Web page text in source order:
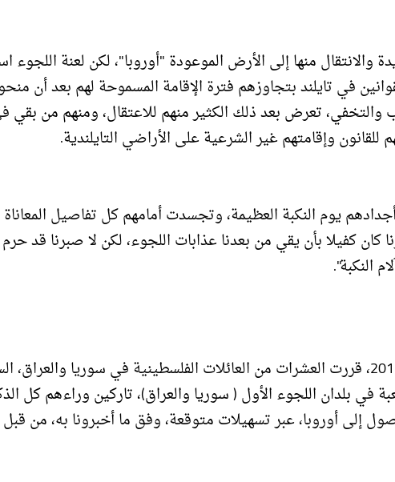
والانتقال منها إلى الأرض الموعودة "أوروبا"، لكن لعنة
وإقامتهم غير الشرعية على الأراضي التايلندية.
يوم النكبة العظيمة، وتجسدت أمامهم كل تفاصيل المعاناة
كفيلا بأن يقي من بعدنا عذابات اللجوء، لكن لا صبرنا قد حرم
النكبة".
منذ 5 سنوات مضت، في العام 2013، قررت العشرات من العائلات الفلسطينية في سوريا
في بلدان اللجوء الأول ( سوريا والعراق)، تاركين وراءهم كل
إلى أوروبا، عبر تسهيلات متوقعة، وفق ما أخبرونا به، من